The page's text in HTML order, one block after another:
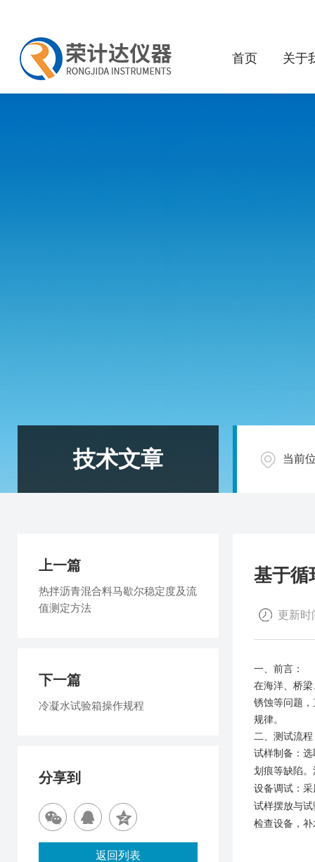
首页 关于
技术文章 当前
基于循
更新时
一、 前言 ：
在海洋、桥
锈蚀等问题
规律。
二、 测试流程
试样制备：选
划痕等缺陷
设备调试：
试样摆放与
检查设备，
上一篇
热拌沥青混合料马歇尔稳定度及流
值测定方法
下一篇
冷凝水试验箱操作规程
分享到
返回列表